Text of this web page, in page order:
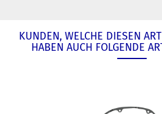
KUNDEN, WELCHE DIESEN
HABEN AUCH FOLGENDE